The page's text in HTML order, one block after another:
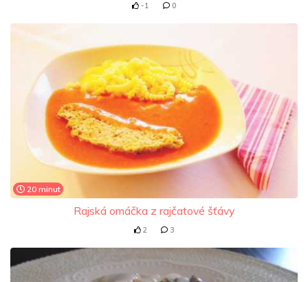
-1 0
20 minut
Rajská omáčka z rajčatové šťávy
2 3